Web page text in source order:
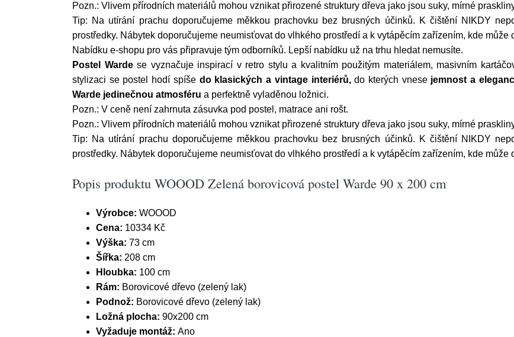
Pozn.: Vlivem přírodních materiálů mohou vznikat přirozené struktury dřeva jako jsou suky, mírné
Tip: Na utírání prachu doporučujeme měkkou prachovku bez brusných účinků. K čištění NIKDY
prostředky. Nábytek doporučujeme neumisťovat do vlhkého prostředí a k vytápěcím zařízením, kde může
Nabídku e-shopu pro vás připravuje tým odborníků. Lepší nabídku už na trhu hledat nemusíte.
Postel Wardese vyznačuje inspirací v retro stylu a kvalitním použitým materiálem, masivním
stylizaci se postel hodí spíše do klasických a vintage interiérů,do kterých vnesejemnost a
Warde jedinečnou atmosféru a perfektně vyladěnou ložnici.
Pozn.: V ceně není zahrnuta zásuvka pod postel, matrace ani rošt.
Pozn.: Vlivem přírodních materiálů mohou vznikat přirozené struktury dřeva jako jsou suky, mírné
Tip: Na utírání prachu doporučujeme měkkou prachovku bez brusných účinků. K čištění NIKDY
prostředky. Nábytek doporučujeme neumisťovat do vlhkého prostředí a k vytápěcím zařízením, kde může
Popis produktu WOOOD Zelená borovicová postel Warde 90 x 200 cm
Výrobce: WOOOD
Cena: 10334 Kč
Výška: 73 cm
Šířka: 208 cm
Hloubka: 100 cm
Rám: Borovicové dřevo (zelený lak)
Podnož: Borovicové dřevo (zelený lak)
Ložná plocha: 90x200 cm
Vyžaduje montáž: Ano